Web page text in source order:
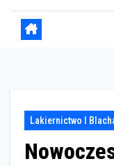
Lakiernictwo I